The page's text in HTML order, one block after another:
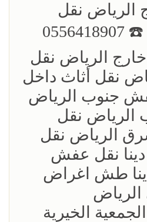
الرياض ‏نقل
عفش بالرياض ☎️ 0556418907
الرياض نقل
نقل أثاث داخل
جنوب الرياض
نقل
الرياض نقل
دينا نقل عفش
طش اغراض
الخيرية